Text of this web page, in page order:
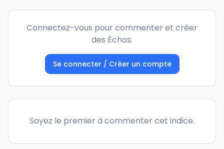
Connectez-vous pour commenter et créer
des Échos.
Se connecter / Créer un compte
Soyez le premier à commenter cet indice.